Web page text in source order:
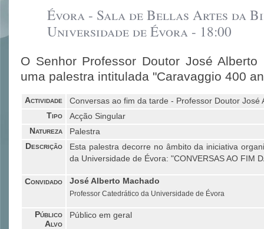
Évora - Sala de Bellas Artes da
Universidade de Évora - 18:00
O Senhor Professor Doutor José Alberto
uma palestra intitulada "Caravaggio 400
Actividade Conversas ao fim da tarde - Professor Doutor José
Tipo Acção Singular
Natureza Palestra
Descrição
Esta palestra decorre no âmbito da iniciativa
da Universidade de Évora: "CONVERSAS AO FIM
Convidado José Alberto Machado
Professor Catedrático da Universidade de Évora
Público
Alvo
Público em geral